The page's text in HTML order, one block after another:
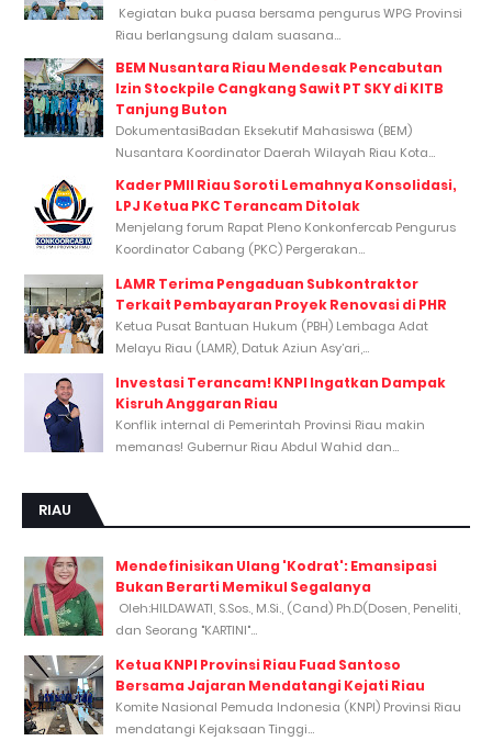
Kegiatan buka puasa bersama pengurus WPG Provinsi
Riau berlangsung dalam suasana...
BEM Nusantara Riau Mendesak Pencabutan
Izin Stockpile Cangkang Sawit PT SKY di KITB
Tanjung Buton
DokumentasiBadan Eksekutif Mahasiswa (BEM)
Nusantara Koordinator Daerah Wilayah Riau Kota...
Kader PMII Riau Soroti Lemahnya Konsolidasi,
LPJ Ketua PKC Terancam Ditolak
Menjelang forum Rapat Pleno Konkonfercab Pengurus
Koordinator Cabang (PKC) Pergerakan...
LAMR Terima Pengaduan Subkontraktor
Terkait Pembayaran Proyek Renovasi di PHR
Ketua Pusat Bantuan Hukum (PBH) Lembaga Adat
Melayu Riau (LAMR), Datuk Aziun Asy’ari,...
Investasi Terancam! KNPI Ingatkan Dampak
Kisruh Anggaran Riau
Konflik internal di Pemerintah Provinsi Riau makin
memanas! Gubernur Riau Abdul Wahid dan...
RIAU
Mendefinisikan Ulang 'Kodrat': Emansipasi
Bukan Berarti Memikul Segalanya
Oleh:HILDAWATI, S.Sos., M.Si., (Cand) Ph.D(Dosen, Peneliti,
dan Seorang "KARTINI"...
Ketua KNPI Provinsi Riau Fuad Santoso
Bersama Jajaran Mendatangi Kejati Riau
Komite Nasional Pemuda Indonesia (KNPI) Provinsi Riau
mendatangi Kejaksaan Tinggi...